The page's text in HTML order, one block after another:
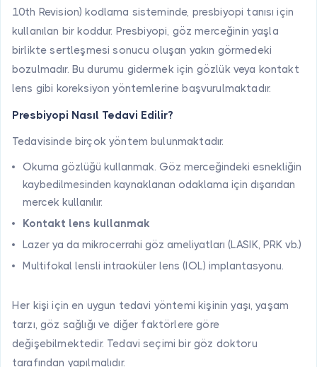
10th Revision) kodlama sisteminde, presbiyopi tanısı için
kullanılan bir koddur. Presbiyopi, göz merceğinin yaşla
birlikte sertleşmesi sonucu oluşan yakın görmedeki
bozulmadır. Bu durumu gidermek için gözlük veya kontakt
lens gibi koreksiyon yöntemlerine başvurulmaktadır.
Presbiyopi Nasıl Tedavi Edilir?
Tedavisinde birçok yöntem bulunmaktadır.
Okuma gözlüğü kullanmak. Göz merceğindeki esnekliğin
kaybedilmesinden kaynaklanan odaklama için dışarıdan
mercek kullanılır.
Kontakt lens kullanmak
Lazer ya da mikrocerrahi göz ameliyatları (LASIK, PRK vb.)
Multifokal lensli intraoküler lens (IOL) implantasyonu.
Her kişi için en uygun tedavi yöntemi kişinin yaşı, yaşam
tarzı, göz sağlığı ve diğer faktörlere göre
değişebilmektedir. Tedavi seçimi bir göz doktoru
tarafından yapılmalıdır.